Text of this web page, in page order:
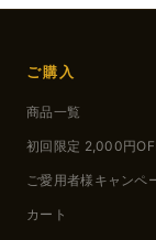
ご購入
商品一覧
初回限定 2,000円
ご愛用者様キャンペ
カート